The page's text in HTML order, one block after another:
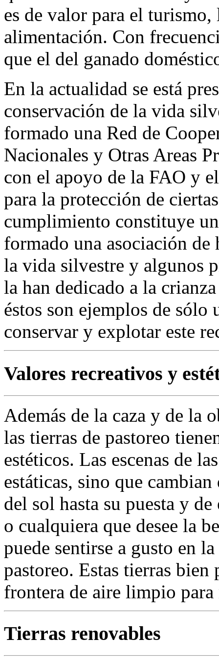
es de valor para el turismo,
alimentación. Con
que el del ganado
En la actualidad se está
conservación de la vida
formado una Red de
Nacionales y Otras Areas
con el apoyo de la FAO y
para la protección de
cumplimiento constituye
formado una asociación de
la vida silvestre y algunos
la han dedicado a la
éstos son ejemplos de sólo
conservar y explotar este
Valores recreativos y
Además de la caza y de la
las tierras de pastoreo
estéticos. Las escenas de
estáticas, sino que
del sol hasta su puesta y
o cualquiera que desee la
puede sentirse a gusto en
pastoreo. Estas tierras
frontera de aire limpio
Tierras renovables